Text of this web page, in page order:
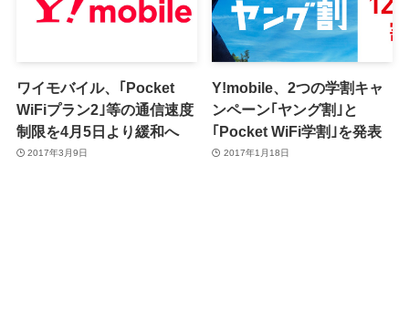
ワイモバイル、｢Pocket
WiFiプラン2｣等の通信速度
制限を4月5日より緩和へ
2017年3月9日
Y!mobile、2つの学割キャ
ンペーン｢ヤング割｣と
｢Pocket WiFi学割｣を発表
2017年1月18日